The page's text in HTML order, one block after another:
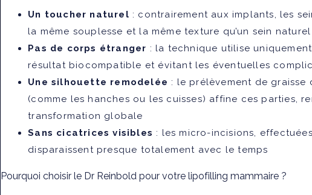
Un toucher naturel : contrairement aux implants, les
la même souplesse et la même texture qu’un sein naturel
Pas de corps étranger : la technique utilise
résultat biocompatible et évitant les éventuelles
Une silhouette remodelée : le prélèvement de graisse
(comme les hanches ou les cuisses) affine ces parties,
transformation globale
Sans cicatrices visibles : les micro-incisions,
disparaissent presque totalement avec le temps
Pourquoi choisir le Dr Reinbold pour votre lipofilling mammaire ?